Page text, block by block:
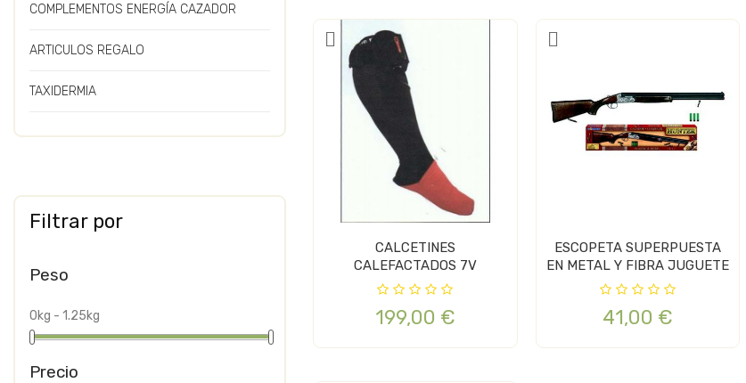
COMPLEMENTOS ENERGÍA CAZADOR
ARTICULOS REGALO
TAXIDERMIA
Filtrar por
Peso
0kg - 1.25kg
Precio
CALCETINES
CALEFACTADOS 7V
199,00 €
ESCOPETA SUPERPUESTA
EN METAL Y FIBRA JUGUETE
41,00 €